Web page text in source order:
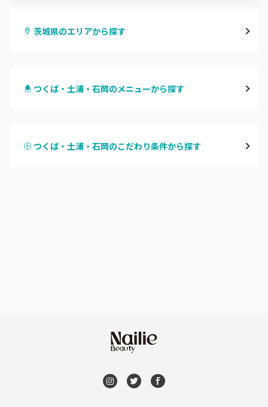
茨城県のエリアから探す
つくば・土浦・石岡のメニューから探す
つくば・土浦・石岡のこだわり条件から探す